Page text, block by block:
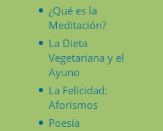
¿Qué es la
Meditación?
La Dieta
Vegetariana y el
Ayuno
La Felicidad:
Aforismos
Poesía